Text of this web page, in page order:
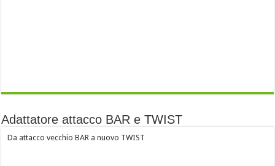
Adattatore attacco BAR e TWIST
Da attacco vecchio BAR a nuovo TWIST